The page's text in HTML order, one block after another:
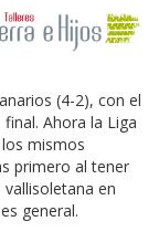
(4-2), con el
Ahora la Liga
mismos
primero al tener
en
general.